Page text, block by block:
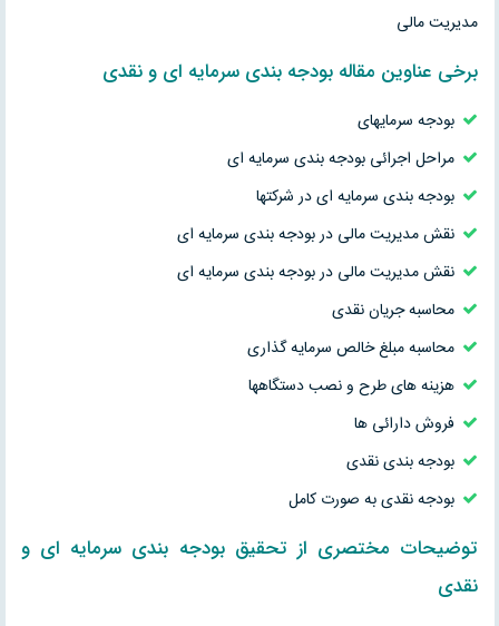
مدیریت مالی
برخی عناوین مقاله بودجه بندی سرمایه ای و نقدی
بودجه سرمايهاى
مراحل اجرائى بودجه بندى سرمايه اى
بودجه بندى سرمايه اى در شرکتها
نقش مديريت مالى در بودجه بندى سرمايه اى
نقش مديريت مالى در بودجه بندى سرمايه اى
محاسبه جريان نقدى
محاسبه مبلغ خالص سرمايه گذارى
هزينه هاى طرح و نصب دستگاهها
فروش دارائى ها
بودجه بندى نقدى
بودجه نقدى به صورت کامل
توضیحات مختصری از تحقیق بودجه بندی سرمایه ای و
نقدی